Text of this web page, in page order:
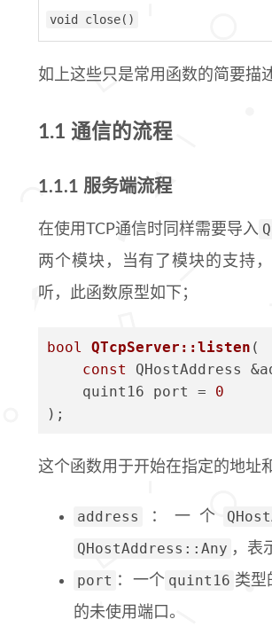
void close()
如上这些只是常用函数的简要描
1.1 通信的流程
1.1.1 服务端流程
在使用TCP通信时同样需要导入
两个模块，当有了模块的支持
听，此函数原型如下；
bool QTcpServer::listen (
const
QHostAddress
    quint16 port =
0
) ;
这个函数用于开始在指定的地址
address ：一个
QHostAddress::Any ，表
port ：一个 quint16 类型
的未使用端口。